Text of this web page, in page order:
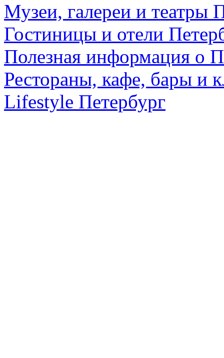
Музеи, галереи и театры
Гостиницы и отели
Полезная информация о
Рестораны, кафе, бары и
Lifestyle Петербург